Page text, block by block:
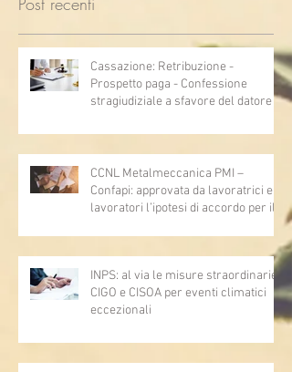
Cassazione: Retribuzione -
Prospetto paga - Confessione
stragiudiziale a sfavore del datore di
articoli 1362, 2697, 2730, 2732, 2734
e 2735)
CCNL Metalmeccanica PMI –
Confapi: approvata da lavoratrici e
lavoratori l’ipotesi di accordo per il
INPS: al via le misure straordinarie
CIGO e CISOA per eventi climatici
eccezionali